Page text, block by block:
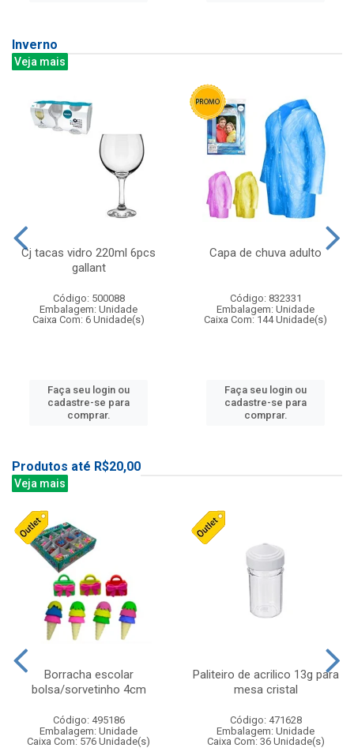
Inverno
Veja mais
Cj tacas vidro 220ml 6pcs
gallant
Código: 500088
Embalagem: Unidade
Caixa Com: 6 Unidade(s)
Faça seu login ou
cadastre-se para
comprar.
Capa de chuva adulto
Código: 832331
Embalagem: Unidade
Caixa Com: 144 Unidade(s)
Faça seu login ou
cadastre-se para
comprar.
Produtos até R$20,00
Veja mais
Borracha escolar
bolsa/sorvetinho 4cm
Código: 495186
Embalagem: Unidade
Caixa Com: 576 Unidade(s)
Paliteiro de acrilico 13g para
mesa cristal
Código: 471628
Embalagem: Unidade
Caixa Com: 36 Unidade(s)